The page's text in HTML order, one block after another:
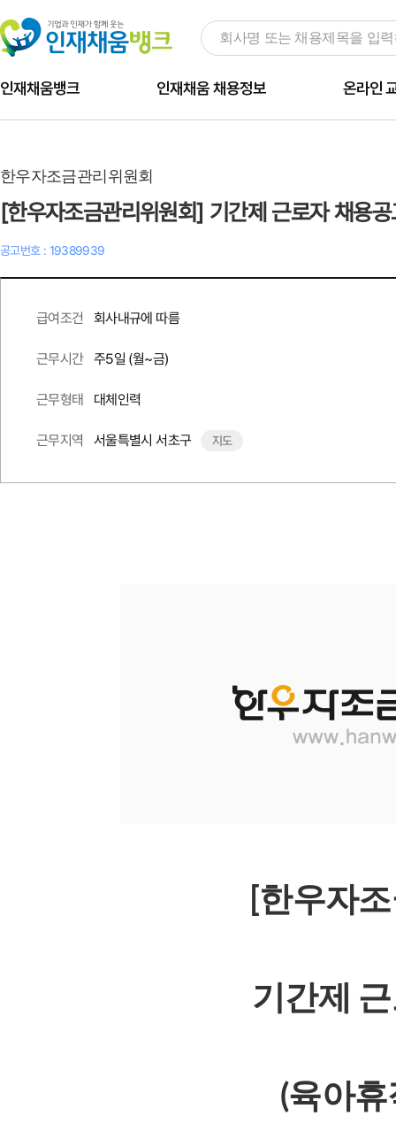
인재채움뱅크 인재채움 채용정보 온라인
한우자조금관리위원회
[한우자조금관리위원회] 기간제 근로자 채용
공고번호 : 19389939
급여조건 회사내규에 따름
근무시간 주5일 (월~금)
근무형태 대체인력
근무지역 서울특별시 서초구 지도
[한우자
기간제
(육아